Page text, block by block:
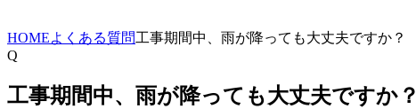
HOMEよくある質問工事期間中、雨が降っても大丈夫ですか？
Q
工事期間中、雨が降っても大丈夫ですか？